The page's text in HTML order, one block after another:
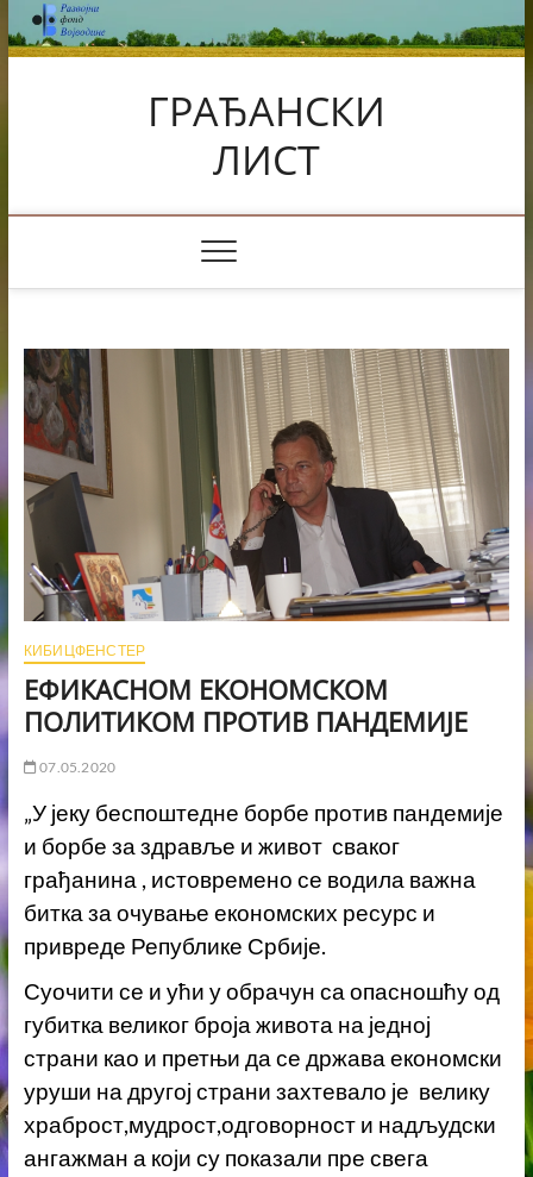
Skip
to
content
ГРАЂАНСКИ
ЛИСТ
КИБИЦФЕНСТЕР
ЕФИКАСНОМ ЕКОНОМСКОМ
ПОЛИТИКОМ ПРОТИВ ПАНДЕМИЈЕ
07.05.2020
„У јеку беспоштедне борбе против пандемије
и борбе за здравље и живот сваког
грађанина , истовремено се водила важна
битка за очување економских ресурс и
привреде Републике Србије.
Суочити се и ући у обрачун са опасношћу од
губитка великог броја живота на једној
страни као и претњи да се држава економски
уруши на другој страни захтевало је велику
храброст,мудрост,одговорност и надљудски
ангажман а који су показали пре свега